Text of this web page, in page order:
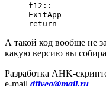
f12::
ExitApp
return
А такой код вообще не
какую версию вы
Разработка AHK-
e-mail dfiveg@mail.ru